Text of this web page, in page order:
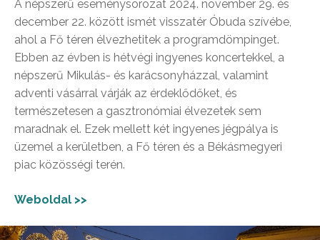
A népszerű eseménysorozat 2024. november 29. és
december 22. között ismét visszatér Óbuda szívébe,
ahol a Fő téren élvezhetitek a programdömpinget.
Ebben az évben is hétvégi ingyenes koncertekkel, a
népszerű Mikulás- és karácsonyházzal, valamint
adventi vásárral várják az érdeklődőket, és
természetesen a gasztronómiai élvezetek sem
maradnak el. Ezek mellett két ingyenes jégpálya is
üzemel a kerületben, a Fő téren és a Békásmegyeri
piac közösségi terén.
Weboldal >>